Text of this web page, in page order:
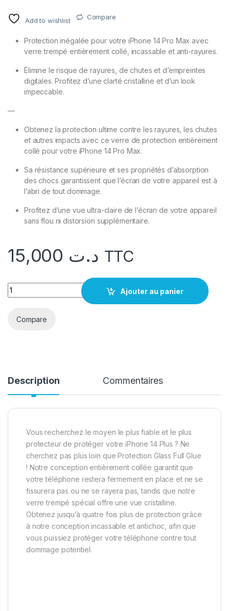
Add to wishlist Compare
Protection inégalée pour votre iPhone 14 Pro Max avec
verre trempé entièrement collé, incassable et anti-rayures.
Élimine le risque de rayures, de chutes et d’empreintes
digitales. Profitez d’une clarté cristalline et d’un look
impeccable.
—
Obtenez la protection ultime contre les rayures, les chutes
et autres impacts avec ce verre de protection entièrement
collé pour votre iPhone 14 Pro Max.
Sa résistance supérieure et ses propriétés d’absorption
des chocs garantissent que l’écran de votre appareil est à
l’abri de tout dommage.
Profitez d’une vue ultra-claire de l’écran de votre appareil
sans flou ni distorsion supplémentaire.
د.ت TTC
quantité protection glass full glue iphone 15 pro
Ajouter au panier
Compare
Description Commentaires
Vous recherchez le moyen le plus fiable et le plus
protecteur de protéger votre iPhone 14 Plus ? Ne
cherchez pas plus loin que Protection Glass Full Glue
! Notre conception entièrement collée garantit que
votre téléphone restera fermement en place et ne se
fissurera pas ou ne se rayera pas, tandis que notre
verre trempé spécial offre une vue cristalline.
Obtenez jusqu’à quatre fois plus de protection grâce
à notre conception incassable et antichoc, afin que
vous puissiez protéger votre téléphone contre tout
dommage potentiel.